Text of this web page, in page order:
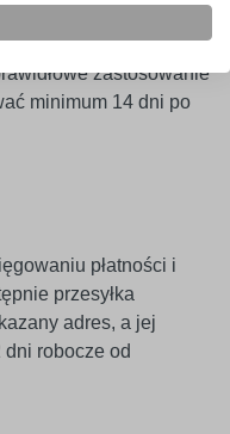
Producent nie
zastosowanie
minimum 14 dni po
płatności i
przesyłka
adres, a jej
robocze od